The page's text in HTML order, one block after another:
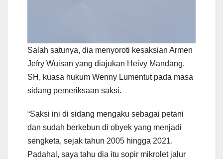
Salah satunya, dia menyoroti kesaksian Armen
Jefry Wuisan yang diajukan Heivy Mandang,
SH, kuasa hukum Wenny Lumentut pada masa
sidang pemeriksaan saksi.
“Saksi ini di sidang mengaku sebagai petani
dan sudah berkebun di obyek yang menjadi
sengketa, sejak tahun 2005 hingga 2021.
Padahal, saya tahu dia itu sopir mikrolet jalur